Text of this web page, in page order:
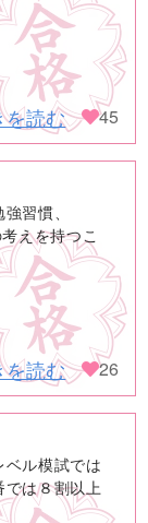
読む 45
習慣、
えを持つこ
読む 26
ベル模試では
では８割以上